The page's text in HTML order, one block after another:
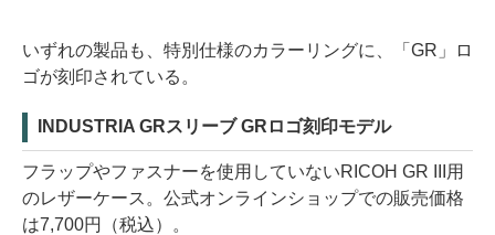
いずれの製品も、特別仕様のカラーリングに、「GR」ロ
ゴが刻印されている。
INDUSTRIA GRスリーブ GRロゴ刻印モデル
フラップやファスナーを使用していないRICOH GR III用
のレザーケース。公式オンラインショップでの販売価格
は7,700円（税込）。